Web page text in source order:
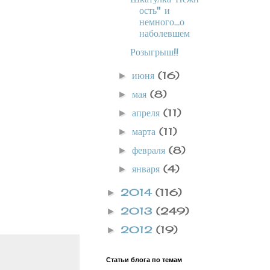
ость" и
немного...о
наболевшем
Розыгрыш!!
►июня(16)
►мая(8)
►апреля(11)
►марта(11)
►февраля(8)
►января(4)
► 2014 (116)
► 2013 (249)
► 2012 (19)
Статьи блога по темам